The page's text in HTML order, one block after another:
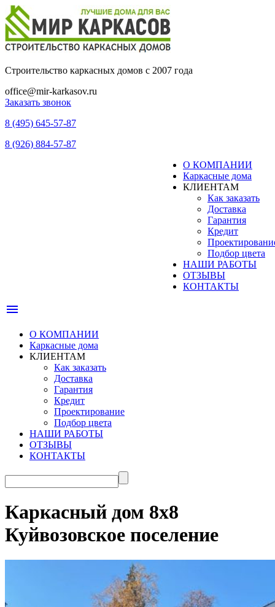
Строительство каркасных домов с 2007 года
office@mir-karkasov.ru
Заказать звонок
8 (495) 645-57-87
8 (926) 884-57-87
О КОМПАНИИ
Каркасные дома
КЛИЕНТАМ
Как заказать
Доставка
Гарантия
Кредит
Подбор цвета
НАШИ РАБОТЫ
ОТЗЫВЫ
КОНТАКТЫ
menu
О КОМПАНИИ
Каркасные дома
КЛИЕНТАМ
Как заказать
Доставка
Гарантия
Кредит
Проектирование
Подбор цвета
НАШИ РАБОТЫ
ОТЗЫВЫ
КОНТАКТЫ
Каркасный дом 8х8
Куйвозовское поселение